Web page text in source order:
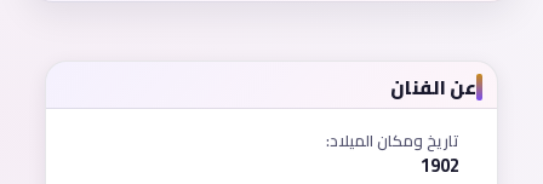
عن الفنان
تاريخ ومكان الميلاد:
1902